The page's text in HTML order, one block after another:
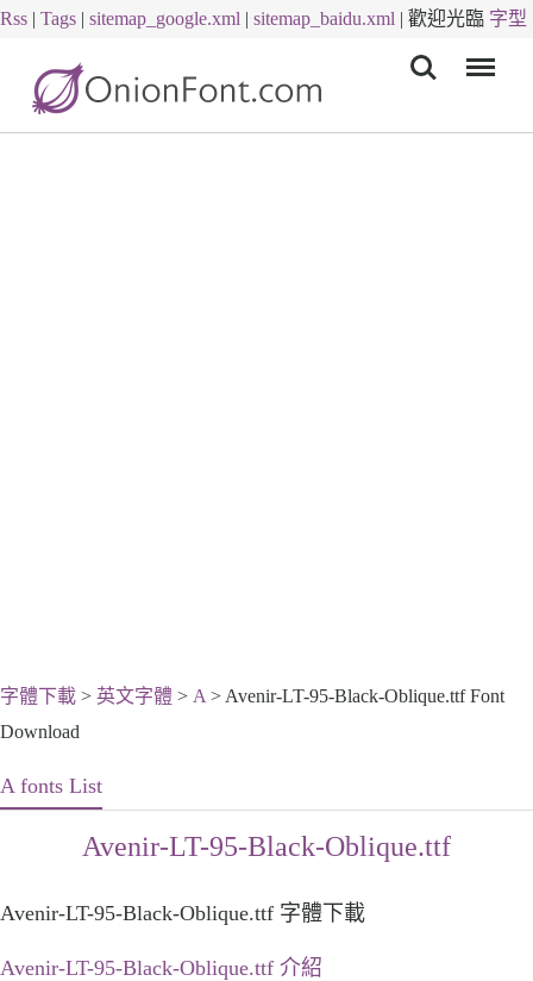
Rss | Tags | sitemap_google.xml | sitemap_baidu.xml | 歡迎光臨 字型
字體下載 > 英文字體 > A > Avenir-LT-95-Black-Oblique.ttf Font
Download
A fonts List
Avenir-LT-95-Black-Oblique.ttf
Avenir-LT-95-Black-Oblique.ttf 字體下載
Avenir-LT-95-Black-Oblique.ttf 介紹